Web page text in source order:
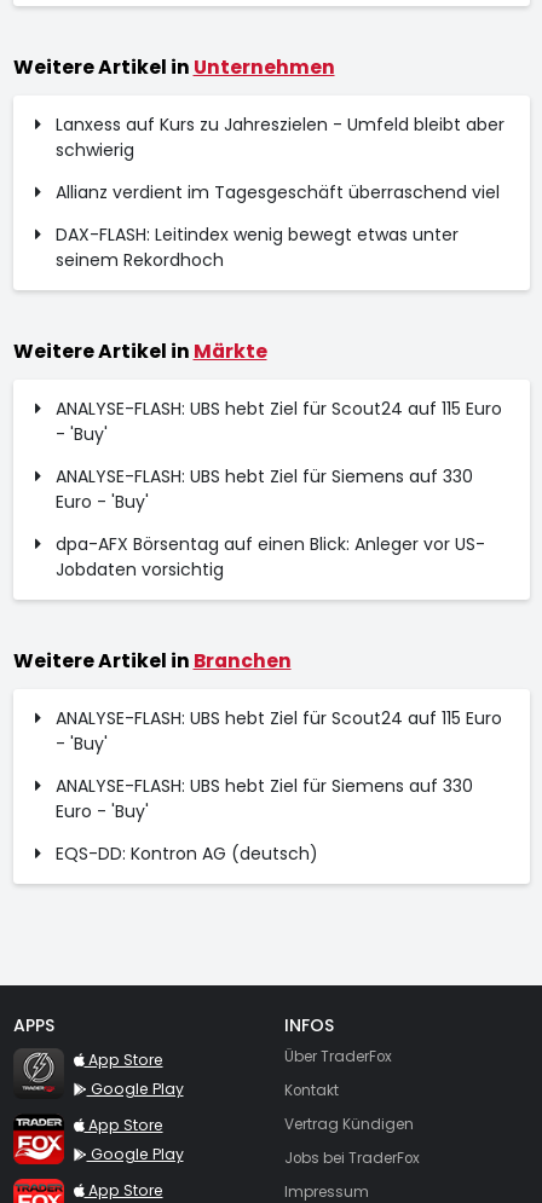
Weitere Artikel in Unternehmen
Lanxess auf Kurs zu Jahreszielen - Umfeld bleibt aber
schwierig
Allianz verdient im Tagesgeschäft überraschend viel
DAX-FLASH: Leitindex wenig bewegt etwas unter
seinem Rekordhoch
Weitere Artikel in Märkte
ANALYSE-FLASH: UBS hebt Ziel für Scout24 auf 115 Euro
- 'Buy'
ANALYSE-FLASH: UBS hebt Ziel für Siemens auf 330
Euro - 'Buy'
dpa-AFX Börsentag auf einen Blick: Anleger vor US-
Jobdaten vorsichtig
Weitere Artikel in Branchen
ANALYSE-FLASH: UBS hebt Ziel für Scout24 auf 115 Euro
- 'Buy'
ANALYSE-FLASH: UBS hebt Ziel für Siemens auf 330
Euro - 'Buy'
EQS-DD: Kontron AG (deutsch)
APPS
TraderFox Flash
App Store
Google Play
TraderFox App
App Store
Google Play
TraderFox Pro
App Store
INFOS
Über TraderFox
Kontakt
Vertrag Kündigen
Jobs bei TraderFox
Impressum